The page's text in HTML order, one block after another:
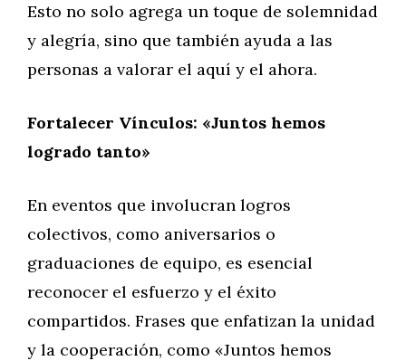
Esto no solo agrega un toque de solemnidad
y alegría, sino que también ayuda a las
personas a valorar el aquí y el ahora.
Fortalecer Vínculos: «Juntos hemos
logrado tanto»
En eventos que involucran logros
colectivos, como aniversarios o
graduaciones de equipo, es esencial
reconocer el esfuerzo y el éxito
compartidos. Frases que enfatizan la unidad
y la cooperación, como «Juntos hemos